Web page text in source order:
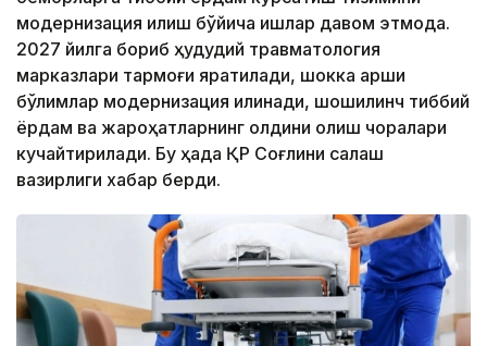
модернизация қилиш бўйича ишлар давом этмоқда.
2027 йилга бориб ҳудудий травматология
марказлари тармоғи яратилади, шокка қарши
бўлимлар модернизация қилинади, шошилинч тиббий
ёрдам ва жароҳатларнинг олдини олиш чоралари
кучайтирилади. Бу ҳақда ҚР Соғлиқни сақлаш
вазирлиги хабар берди.